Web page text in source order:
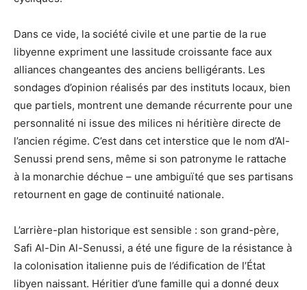
Dans ce vide, la société civile et une partie de la rue
libyenne expriment une lassitude croissante face aux
alliances changeantes des anciens belligérants. Les
sondages d’opinion réalisés par des instituts locaux, bien
que partiels, montrent une demande récurrente pour une
personnalité ni issue des milices ni héritière directe de
l’ancien régime. C’est dans cet interstice que le nom d’Al-
Senussi prend sens, même si son patronyme le rattache
à la monarchie déchue – une ambiguïté que ses partisans
retournent en gage de continuité nationale.
L’arrière-plan historique est sensible : son grand-père,
Safi Al-Din Al-Senussi, a été une figure de la résistance à
la colonisation italienne puis de l’édification de l’État
libyen naissant. Héritier d’une famille qui a donné deux